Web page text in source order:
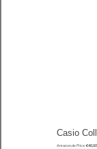
Casio
Amazon.de Price:€40,00